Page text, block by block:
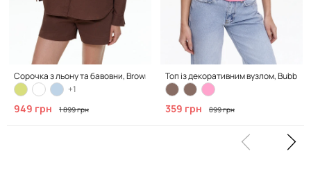
Сорочка з льону та бавовни, Brown
+1
949 грн 1 899 грн
Топ із декоративним вузлом, Bubble
359 грн 899 грн